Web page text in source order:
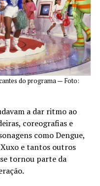
do programa — Foto:
a dar ritmo ao
coreografias e
como Dengue,
e tantos outros
tornou parte da